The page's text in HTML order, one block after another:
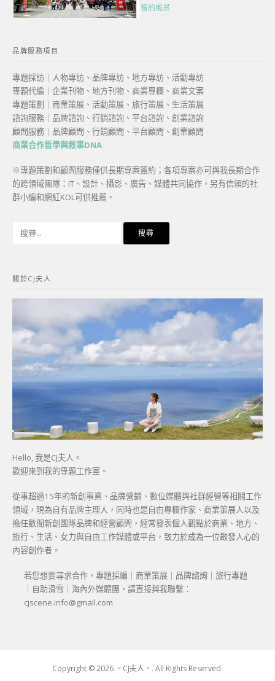
留的風景
品牌服務項目
專題採訪｜人物專訪、品牌專訪、地方專訪、活動專訪
專題代編｜企業刊物、地方刊物、商業專欄、商業文案
專題策劃｜商業策展、活動策展、旅行策展、生活策展
諮詢服務｜品牌諮詢、行銷諮詢、平台諮詢、創業諮詢
顧問服務｜品牌顧問、行銷顧問、平台顧問、創業顧問
商業合作哲學與敘事DNA
※專題策劃和顧問服務僅供長期專案簽約；各項專案亦可與我長期合作
的跨領域團隊：IT、設計、攝影、廣告、媒體共同協作，另有信賴的社
群小編和網紅KOL可供推薦。
字:
關於CJ夫人
Hello, 我是CJ夫人。
歡迎來到我的專題工作室。
從事超過15年的新創事業、品牌營銷、數位媒體與社群經營等相關工作
領域，現為自有品牌主理人，同時也是自由專欄作家、商業策展人以及
擔任數間新創團隊品牌和經營顧問，經常發表個人觀點於商業、地方、
旅行、生活、女力與自由工作媒體或平台，致力於成為一位啟發人心的
內容創作者。
若您想要尋求合作，專題採編｜商業策展｜品牌諮詢｜旅行專題
｜自助滑雪｜海內外媒體團，請直接與我聯繫：
cjscene.info@gmail.com
Copyright © 2026 。CJ夫人。. All Rights Reserved.